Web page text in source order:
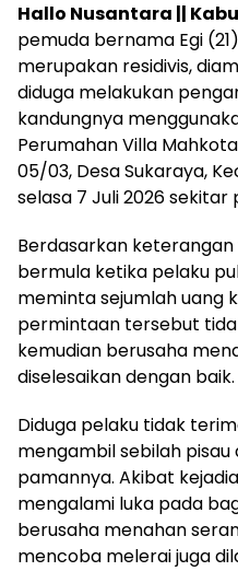
Hallo Nusantara ||
pemuda bernama Egi
merupakan residivis,
diduga melakukan
kandungnya
Perumahan Villa
05/03, Desa Sukaraya,
selasa 7 Juli 2026 sekitar
Berdasarkan
bermula ketika pelaku
meminta sejumlah uang
permintaan tersebut
kemudian berusaha
diselesaikan dengan baik.
Diduga pelaku tidak
mengambil sebilah
pamannya. Akibat
mengalami luka pada
berusaha menahan
mencoba melerai juga